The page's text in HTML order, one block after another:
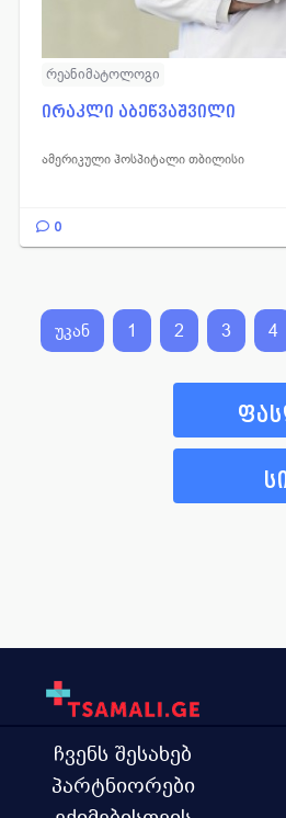
რეანიმატოლოგი
ირაკლი აბეწვაშვილი
ამერიკული ჰოსპიტალი თბილისი
0
უკან 1 2 3 4
ჩვენს შესახებ
პარტნიორები